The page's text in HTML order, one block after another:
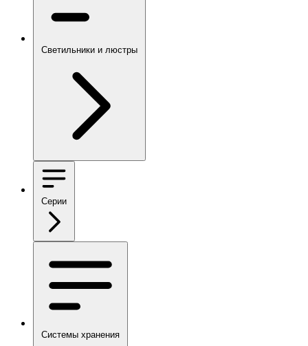
Светильники и люстры
Серии
Системы хранения